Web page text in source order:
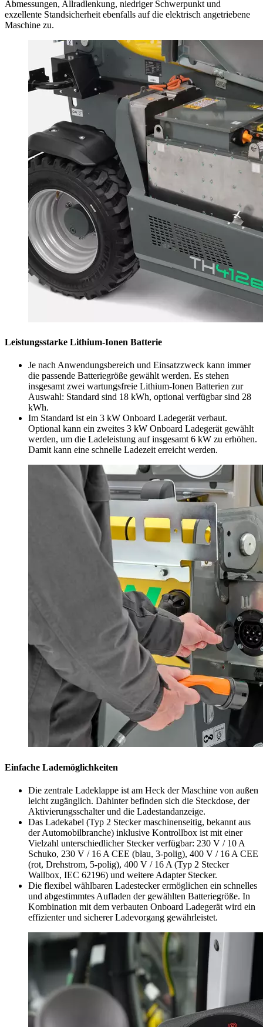
Abmessungen, Allradlenkung, niedriger Schwerpunkt und
exzellente Standsicherheit ebenfalls auf die elektrisch angetriebene
Maschine zu.
Leistungsstarke Lithium-Ionen Batterie
Je nach Anwendungsbereich und Einsatzzweck kann immer
die passende Batteriegröße gewählt werden. Es stehen
insgesamt zwei wartungsfreie Lithium-Ionen Batterien zur
Auswahl: Standard sind 18 kWh, optional verfügbar sind 28
kWh.
Im Standard ist ein 3 kW Onboard Ladegerät verbaut.
Optional kann ein zweites 3 kW Onboard Ladegerät gewählt
werden, um die Ladeleistung auf insgesamt 6 kW zu erhöhen.
Damit kann eine schnelle Ladezeit erreicht werden.
Einfache Lademöglichkeiten
Die zentrale Ladeklappe ist am Heck der Maschine von außen
leicht zugänglich. Dahinter befinden sich die Steckdose, der
Aktivierungsschalter und die Ladestandanzeige.
Das Ladekabel (Typ 2 Stecker maschinenseitig, bekannt aus
der Automobilbranche) inklusive Kontrollbox ist mit einer
Vielzahl unterschiedlicher Stecker verfügbar: 230 V / 10 A
Schuko, 230 V / 16 A CEE (blau, 3-polig), 400 V / 16 A CEE
(rot, Drehstrom, 5-polig), 400 V / 16 A (Typ 2 Stecker
Wallbox, IEC 62196) und weitere Adapter Stecker.
Die flexibel wählbaren Ladestecker ermöglichen ein schnelles
und abgestimmtes Aufladen der gewählten Batteriegröße. In
Kombination mit dem verbauten Onboard Ladegerät wird ein
effizienter und sicherer Ladevorgang gewährleistet.